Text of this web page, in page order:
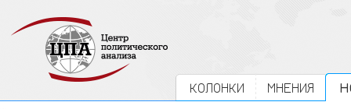
КОЛОНКИ МНЕНИЯ